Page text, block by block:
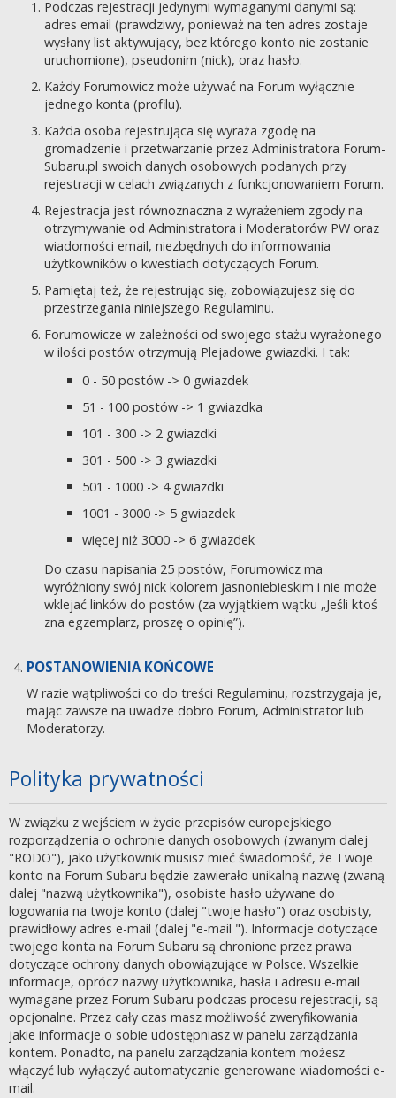
Podczas rejestracji jedynymi wymaganymi danymi są:
adres email (prawdziwy, ponieważ na ten adres zostaje
wysłany list aktywujący, bez którego konto nie zostanie
uruchomione), pseudonim (nick), oraz hasło.
Każdy Forumowicz może używać na Forum wyłącznie
jednego konta (profilu).
Każda osoba rejestrująca się wyraża zgodę na
gromadzenie i przetwarzanie przez Administratora Forum-
Subaru.pl swoich danych osobowych podanych przy
rejestracji w celach związanych z funkcjonowaniem Forum.
Rejestracja jest równoznaczna z wyrażeniem zgody na
otrzymywanie od Administratora i Moderatorów PW oraz
wiadomości email, niezbędnych do informowania
użytkowników o kwestiach dotyczących Forum.
Pamiętaj też, że rejestrując się, zobowiązujesz się do
przestrzegania niniejszego Regulaminu.
Forumowicze w zależności od swojego stażu wyrażonego
w ilości postów otrzymują Plejadowe gwiazdki. I tak:
0 - 50 postów -> 0 gwiazdek
51 - 100 postów -> 1 gwiazdka
101 - 300 -> 2 gwiazdki
301 - 500 -> 3 gwiazdki
501 - 1000 -> 4 gwiazdki
1001 - 3000 -> 5 gwiazdek
więcej niż 3000 -> 6 gwiazdek
Do czasu napisania 25 postów, Forumowicz ma
wyróżniony swój nick kolorem jasnoniebieskim i nie może
wklejać linków do postów (za wyjątkiem wątku „Jeśli ktoś
zna egzemplarz, proszę o opinię”).
POSTANOWIENIA KOŃCOWE
W razie wątpliwości co do treści Regulaminu, rozstrzygają je,
mając zawsze na uwadze dobro Forum, Administrator lub
Moderatorzy.
Polityka prywatności
W związku z wejściem w życie przepisów europejskiego
rozporządzenia o ochronie danych osobowych (zwanym dalej
"RODO"), jako użytkownik musisz mieć świadomość, że Twoje
konto na Forum Subaru będzie zawierało unikalną nazwę (zwaną
dalej "nazwą użytkownika"), osobiste hasło używane do
logowania na twoje konto (dalej "twoje hasło") oraz osobisty,
prawidłowy adres e-mail (dalej "e-mail "). Informacje dotyczące
twojego konta na Forum Subaru są chronione przez prawa
dotyczące ochrony danych obowiązujące w Polsce. Wszelkie
informacje, oprócz nazwy użytkownika, hasła i adresu e-mail
wymagane przez Forum Subaru podczas procesu rejestracji, są
opcjonalne. Przez cały czas masz możliwość zweryfikowania
jakie informacje o sobie udostępniasz w panelu zarządzania
kontem. Ponadto, na panelu zarządzania kontem możesz
włączyć lub wyłączyć automatycznie generowane wiadomości e-
mail.